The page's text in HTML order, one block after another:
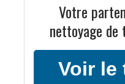
Votre
nettoyage